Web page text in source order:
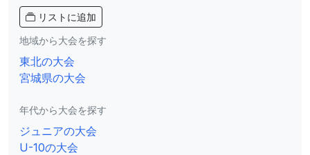
リストに追加
地域から大会を探す
東北の大会
宮城県の大会
年代から大会を探す
ジュニアの大会
U-10の大会